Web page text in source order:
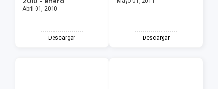
Abril 01, 2010
Descargar Descargar